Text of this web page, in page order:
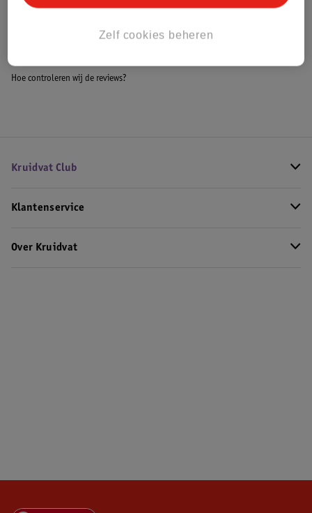
Hoe controleren wij de reviews?
Kruidvat Club
Klantenservice
Over Kruidvat
Zelf cookies beheren